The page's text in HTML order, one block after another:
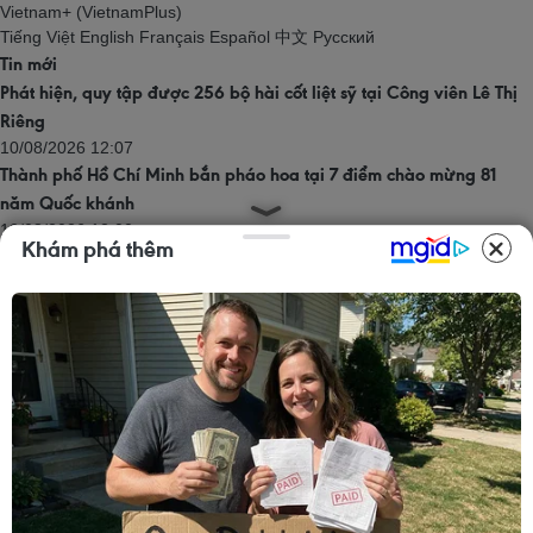
Vietnam+ (VietnamPlus)
Tiếng Việt English Français Español 中文 Русский
Tin mới
Phát hiện, quy tập được 256 bộ hài cốt liệt sỹ tại Công viên Lê Thị
Riêng
10/08/2026 12:07
Thành phố Hồ Chí Minh bắn pháo hoa tại 7 điểm chào mừng 81
năm Quốc khánh
10/08/2026 12:00
Italy và Đan Mạch thúc đẩy siết chặt kiểm soát
Quy định nguyên tắc hoạt động của Ban Chỉ đạo Trung ương
phòng, chống ma túy
10/08/2026 12:00
Đoàn đại biểu Ủy ban Trung ương MTTQ Việt Nam viếng Chủ tịch
Quốc hội Lào
10/08/2026 11:48
Trang chủ
Khám phá thêm